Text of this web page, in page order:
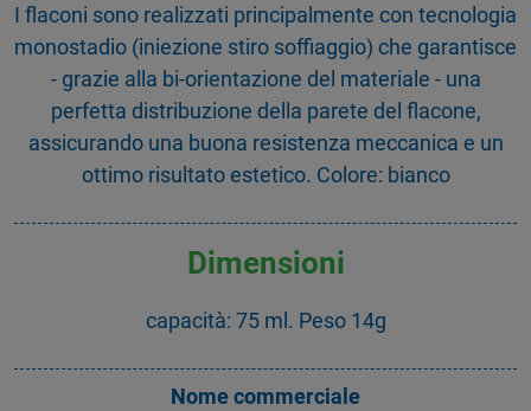
I flaconi sono realizzati principalmente con tecnologia
monostadio (iniezione stiro soffiaggio) che garantisce
- grazie alla bi-orientazione del materiale - una
perfetta distribuzione della parete del flacone,
assicurando una buona resistenza meccanica e un
ottimo risultato estetico. Colore: bianco
Dimensioni
capacità: 75 ml. Peso 14g
Nome commerciale